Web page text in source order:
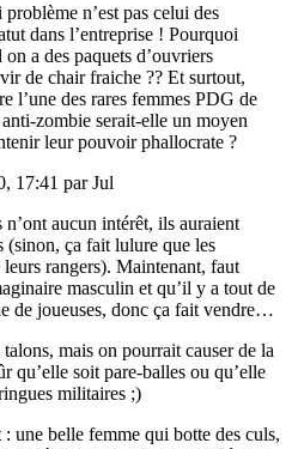
n’est pas celui des
dans l’entreprise ! Pourquoi
a des paquets d’ouvriers
de chair fraiche ?? Et surtout,
l’une des rares femmes PDG de
zombie serait-elle un moyen
leur pouvoir phallocrate ?
17:41 par Jul
aucun intérêt, ils auraient
(sinon, ça fait lulure que les
rangers). Maintenant, faut
masculin et qu’il y a tout de
de joueuses, donc ça fait vendre…
mais on pourrait causer de la
qu’elle soit pare-balles ou qu’elle
militaires ;)
une belle femme qui botte des culs,